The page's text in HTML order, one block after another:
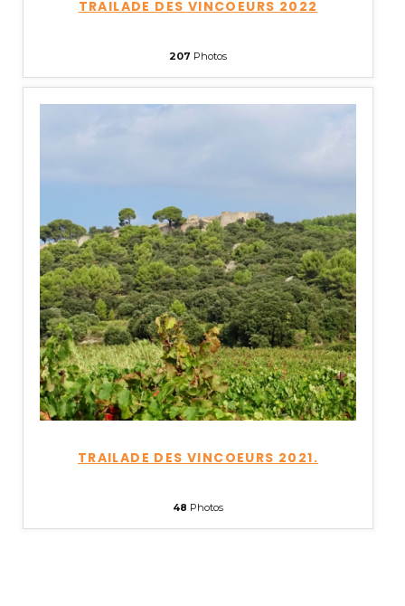
TRAILADE DES VINCOEURS 2022
207 Photos
TRAILADE DES VINCOEURS 2021.
48 Photos